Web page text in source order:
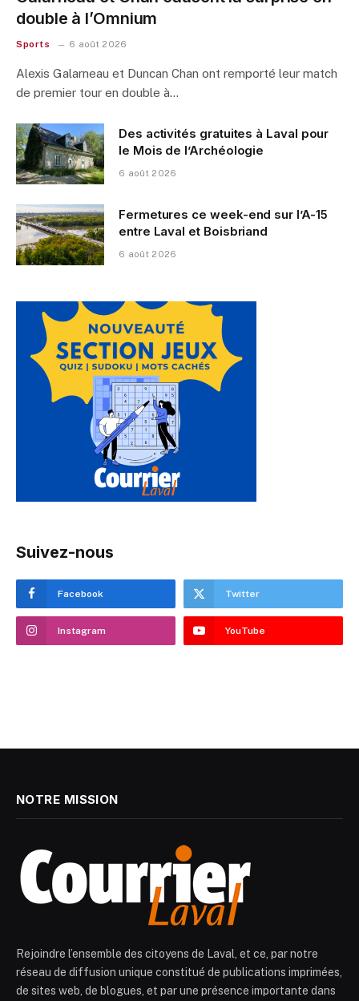
double à l’Omnium
Sports 6 août 2026
Alexis Galarneau et Duncan Chan ont remporté leur match
de premier tour en double à…
Des activités gratuites à Laval pour
le Mois de l’Archéologie
6 août 2026
Fermetures ce week-end sur l’A-15
entre Laval et Boisbriand
6 août 2026
Suivez-nous
Facebook Twitter
Instagram YouTube
NOTRE MISSION
Rejoindre l’ensemble des citoyens de Laval, et ce, par notre
réseau de diffusion unique constitué de publications imprimées,
de sites web, de blogues, et par une présence importante dans